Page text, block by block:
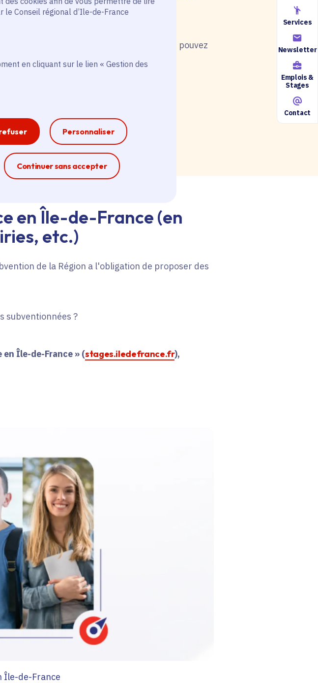
Conseil régional d’Ile-de-France
en cliquant sur le lien « Gestion des
Personnaliser
Continuer sans accepter
Ferme la modale
Services
Newsletter
Emplois &
Stages
Contact
et candidatez.
ou dans les lycées, avant de postuler, vous pouvez
Plus d'infos.
en utilisantle formulaire accessible ici.
en Île-de-France (en
etc.)
de la Région a l'obligation de proposer des
subventionnées ?
en Île-de-France » (stages.iledefrance.fr),
Île-de-France